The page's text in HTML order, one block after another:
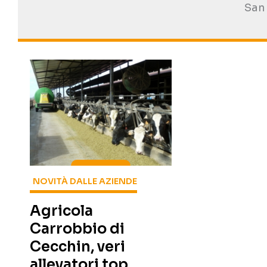
NOVITÀ DALLE AZIENDE
Agricola
Carrobbio di
Cecchin, veri